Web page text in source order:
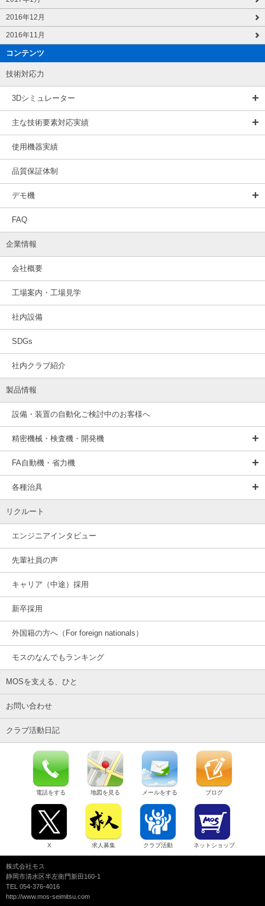
2016年12月
2016年11月
コンテンツ
技術対応力
3Dシミュレーター
主な技術要素対応実績
使用機器実績
品質保証体制
デモ機
FAQ
企業情報
会社概要
工場案内・工場見学
社内設備
SDGs
社内クラブ紹介
製品情報
設備・装置の自動化ご検討中のお客様へ
精密機械・検査機・開発機
FA自動機・省力機
各種治具
リクルート
エンジニアインタビュー
先輩社員の声
キャリア（中途）採用
新卒採用
外国籍の方へ（For foreign nationals）
モスのなんでもランキング
MOSを支える、ひと
お問い合わせ
クラブ活動日記
電話をする 地図を見る メールをする ブログ
X 求人募集 クラブ活動 ネットショップ
株式会社モス
静岡市清水区半左衛門新田160-1
TEL 054-376-4016
http://www.mos-seimitsu.com